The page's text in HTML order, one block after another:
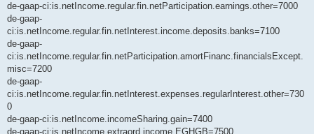
de-gaap-ci:is.netIncome.regular.fin.netParticipation.earnings.other=7000
de-gaap-
ci:is.netIncome.regular.fin.netInterest.income.deposits.banks=7100
de-gaap-
ci:is.netIncome.regular.fin.netParticipation.amortFinanc.financialsExcept.
misc=7200
de-gaap-
ci:is.netIncome.regular.fin.netInterest.expenses.regularInterest.other=730
0
de-gaap-ci:is.netIncome.incomeSharing.gain=7400
de-gaap-ci:is.netIncome.extraord.income.EGHGB=7500